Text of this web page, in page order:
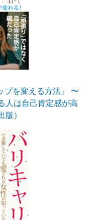
プを変える方法』 〜
人は自己肯定感が高
版）